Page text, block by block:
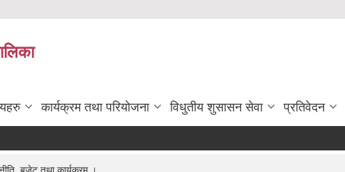
कार्यक्रम तथा परियोजना विधुतीय शुसासन सेवा प्रतिवेदन